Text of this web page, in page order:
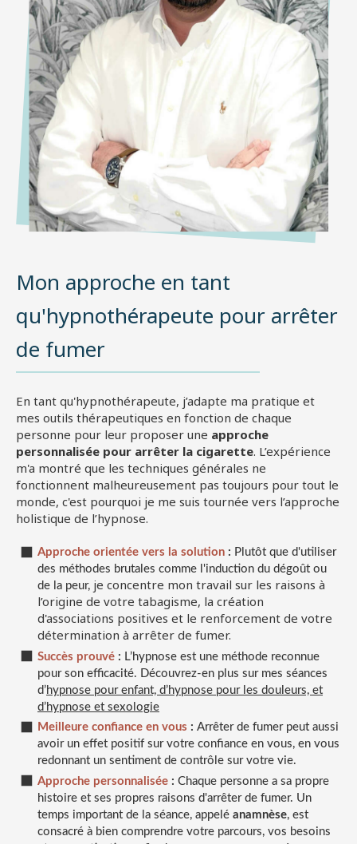
Mon approche en tant
qu'hypnothérapeute pour arrêter
de fumer
En tant qu'hypnothérapeute, j’adapte ma pratique et
mes outils thérapeutiques en fonction de chaque
personne pour leur proposer une approche
personnalisée pour arrêter la cigarette. L’expérience
m'a montré que les techniques générales ne
fonctionnent malheureusement pas toujours pour tout le
monde, c'est pourquoi je me suis tournée vers l’approche
holistique de l’hypnose.
Approche orientée vers la solution : Plutôt que d'utiliser
des méthodes brutales comme l'induction du dégoût ou
de la peur, je concentre mon travail sur les raisons à
l’origine de votre tabagisme, la création
d'associations positives et le renforcement de votre
détermination à arrêter de fumer.
Succès prouvé : L’hypnose est une méthode reconnue
pour son efficacité. Découvrez-en plus sur mes séances
d’hypnose pour enfant, d’hypnose pour les douleurs, et
d’hypnose et sexologie
Meilleure confiance en vous : Arrêter de fumer peut aussi
avoir un effet positif sur votre confiance en vous, en vous
redonnant un sentiment de contrôle sur votre vie.
Approche personnalisée : Chaque personne a sa propre
histoire et ses propres raisons d'arrêter de fumer. Un
temps important de la séance, appelé anamnèse, est
consacré à bien comprendre votre parcours, vos besoins